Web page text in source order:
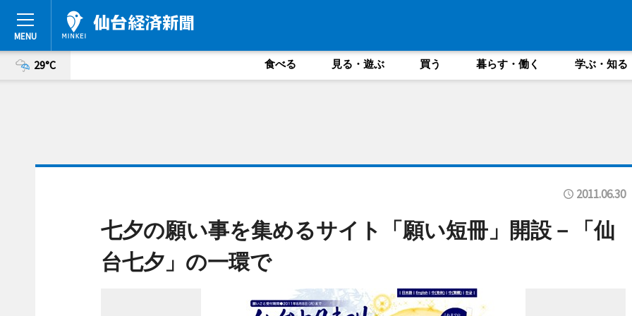
29°C 食べる 見る・遊ぶ 買う 暮らす・働く 学ぶ・知る
2011.06.30
七夕の願い事を集めるサイト「願い短冊」開設－「仙
台七夕」の一環で